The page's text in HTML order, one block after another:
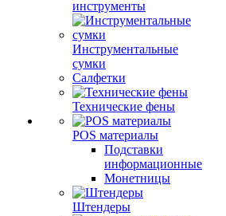
инструменты
Инструментальные
сумки
Салфетки
Технические фены
POS материалы
Подставки
информационные
Монетницы
Штендеры